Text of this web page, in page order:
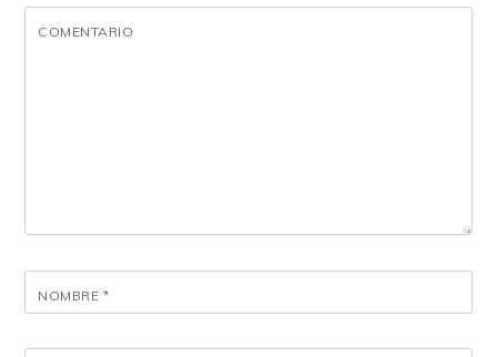
COMENTARIO
NOMBRE *